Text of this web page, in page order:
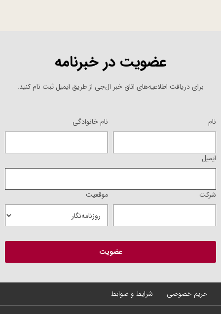
عضویت در خبرنامه
برای دریافت اطلاعیه‌های اتاق خبر ال‌جی از طریق ایمیل ثبت نام کنید.
نام نام خانوادگی
ایمیل
شرکت موقعیت
حریم خصوصی شرایط و ضوابط